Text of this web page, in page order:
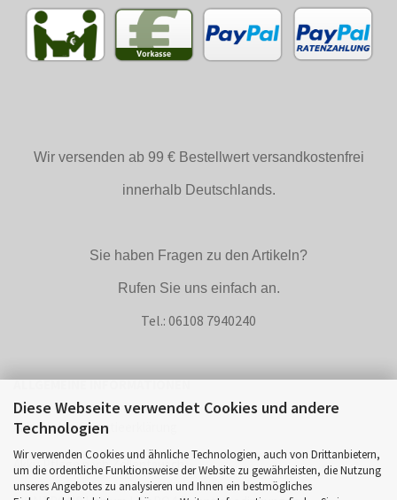
Diese Webseite verwendet Cookies und andere
Technologien
Wir verwenden Cookies und ähnliche Technologien, auch von Drittanbietern,
um die ordentliche Funktionsweise der Website zu gewährleisten, die Nutzung
unseres Angebotes zu analysieren und Ihnen ein bestmögliches
Wir versenden ab 99 € Bestellwert versandkostenfrei
innerhalb Deutschlands.
Sie haben Fragen zu den Artikeln?
Rufen Sie uns einfach an.
Tel.: 06108 7940240
ALLGEMEINE INFORMATIONEN
Akku Vision Garantieerklärung
Akku Pflege nach Zellentausch